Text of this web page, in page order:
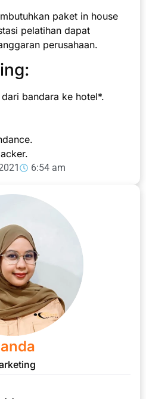
paket in house
pelatihan dapat
perusahaan.
bandara ke hotel*.
6:54 am